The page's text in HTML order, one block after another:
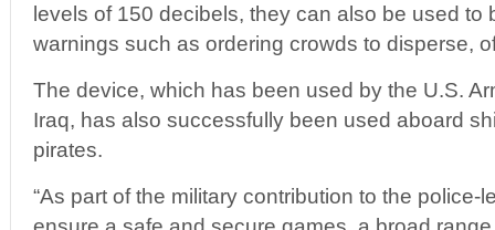
levels of 150 decibels, they can also be used to
warnings such as ordering crowds to disperse,
The device, which has been used by the U.S.
Iraq, has also successfully been used aboard
pirates.
“As part of the military contribution to the police-